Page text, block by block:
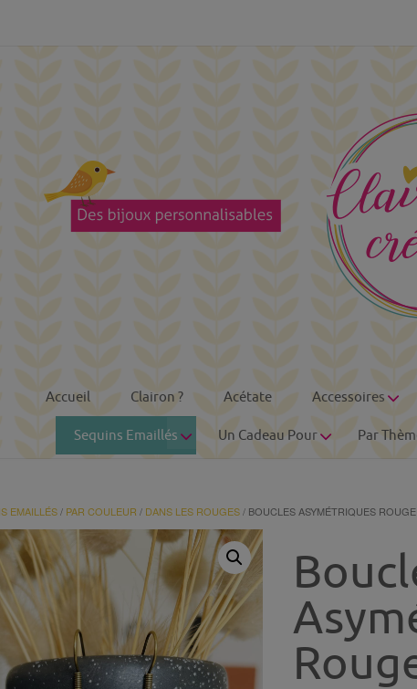
Accueil Clairon ? Acétate Accessoires
Sequins Emaillés Un Cadeau Pour Par
EMAILLÉS/ PAR COULEUR / DANS LES ROUGES/ BOUCLES ASYMÉTRIQUES